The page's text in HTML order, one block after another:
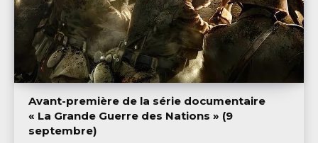
Avant-première de la série documentaire
« La Grande Guerre des Nations » (9
septembre)